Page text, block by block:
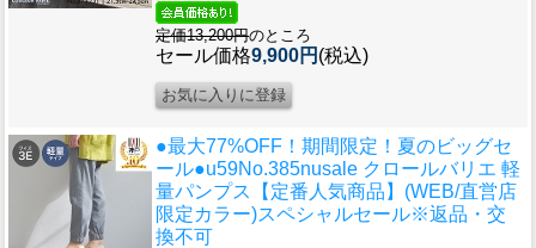
定価13,200円のところ
セール価格9,900円 (税込)
●最大77%OFF！期間限定！夏のビッグセ
ール●u59No.385nusale クロールバリエ 軽
量パンプス【定番人気商品】(WEB/直営店
限定カラー)スペシャルセール※返品・交
換不可